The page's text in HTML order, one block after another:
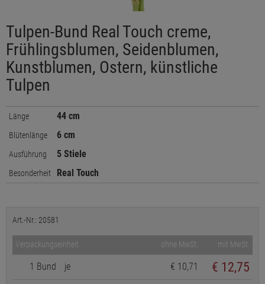
Tulpen-Bund Real Touch creme,
Frühlingsblumen, Seidenblumen,
Kunstblumen, Ostern, künstliche
Tulpen
Länge 44 cm
Blütenlänge 6 cm
Ausführung 5 Stiele
Besonderheit Real Touch
Art.-Nr.: 20581
Verpackungseinheit ohne MwSt. mit MwSt.
1 Bund je € 10,71 € 12,75